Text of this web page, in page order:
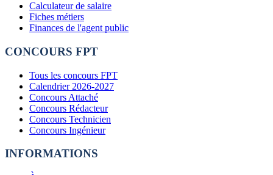
Calculateur de salaire
Fiches métiers
Finances de l'agent public
CONCOURS FPT
Tous les concours FPT
Calendrier 2026-2027
Concours Attaché
Concours Rédacteur
Concours Technicien
Concours Ingénieur
INFORMATIONS